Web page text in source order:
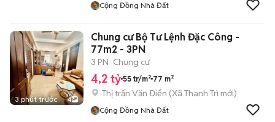
Cộng Đồng Nhà Đất
3 phút trước 4
Chung cư Bộ Tư Lệnh Đặc Công -
77m2 - 3PN
3 PN Chung cư
4,2 tỷ 55 tr/m² 77 m²
Thị trấn Văn Điển (Xã Thanh Trì mới)
Cộng Đồng Nhà Đất